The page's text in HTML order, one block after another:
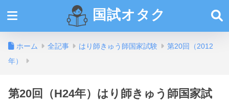
国試オタク
ホーム 全記事 はり師きゅう師国家試験
第20回（2012
年）
第20回（H24年）はり師きゅう師国家試